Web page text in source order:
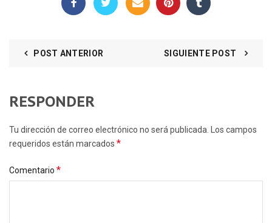
POST ANTERIOR SIGUIENTE POST
RESPONDER
Tu dirección de correo electrónico no será publicada. Los campos
requeridos están marcados *
Comentario *